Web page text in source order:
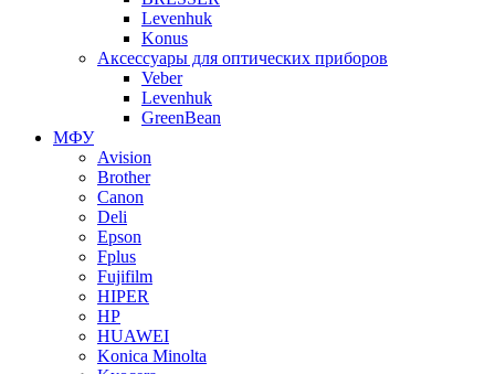
Levenhuk
Konus
Аксессуары для оптических приборов
Veber
Levenhuk
GreenBean
МФУ
Avision
Brother
Canon
Deli
Epson
Fplus
Fujifilm
HIPER
HP
HUAWEI
Konica Minolta